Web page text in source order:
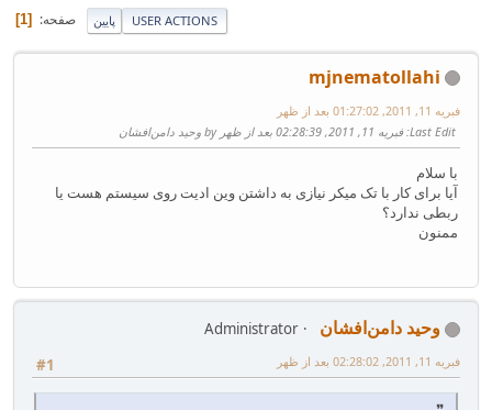
پایین صفحه 1 USER ACTIONS
mjnematollahi
فبریه 11, 2011, 01:27:02 بعد از ظهر
Last Edit: فبریه 11, 2011, 02:28:39 بعد از ظهر by وحید دامن‌افشان
با سلام
آیا برای کار با تک میکر نیازی به داشتن وین ادیت روی سیستم هست یا
ربطی ندارد؟
ممنون
وحید دامن‌افشان
Administrator
#1
فبریه 11, 2011, 02:28:02 بعد از ظهر